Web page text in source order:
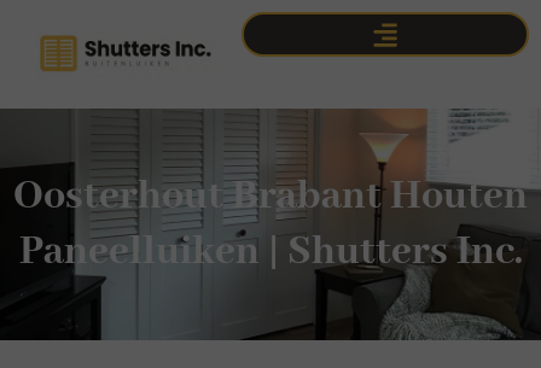
Oosterhout Brabant Houten
Paneelluiken | Shutters Inc.